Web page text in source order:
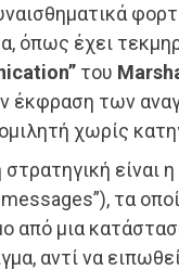
όπως έχει
του
έκφραση των
χωρίς
είναι
τα
από μια
αντί να